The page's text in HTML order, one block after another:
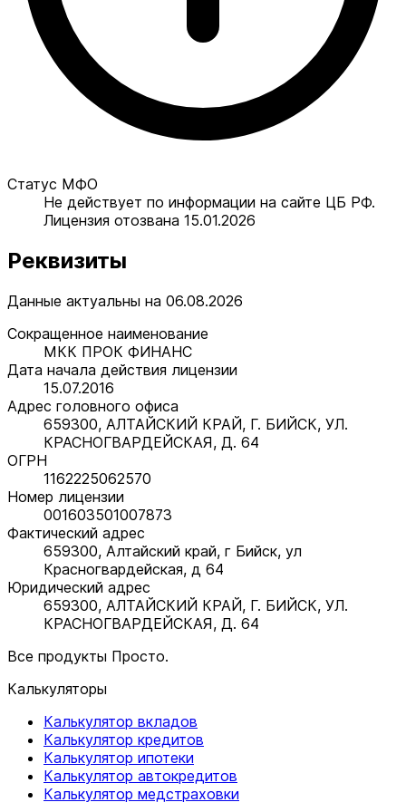
Статус МФО
Не действует по информации на сайте ЦБ РФ.
Лицензия отозвана 15.01.2026
Реквизиты
Данные актуальны на 06.08.2026
Сокращенное наименование
МКК ПРОК ФИНАНС
Дата начала действия лицензии
15.07.2016
Адрес головного офиса
659300, АЛТАЙСКИЙ КРАЙ, Г. БИЙСК, УЛ.
КРАСНОГВАРДЕЙСКАЯ, Д. 64
ОГРН
1162225062570
Номер лицензии
001603501007873
Фактический адрес
659300, Алтайский край, г Бийск, ул
Красногвардейская, д 64
Юридический адрес
659300, АЛТАЙСКИЙ КРАЙ, Г. БИЙСК, УЛ.
КРАСНОГВАРДЕЙСКАЯ, Д. 64
Все продукты Просто.
Калькуляторы
Калькулятор вкладов
Калькулятор кредитов
Калькулятор ипотеки
Калькулятор автокредитов
Калькулятор медстраховки